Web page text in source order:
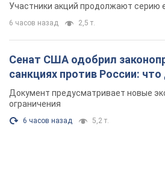
Участники акций продолжают серию
6 часов назад 2,5 т.
Сенат США одобрил
санкциях против России:
Документ предусматривает новые
ограничения
6 часов назад 5,2 т.